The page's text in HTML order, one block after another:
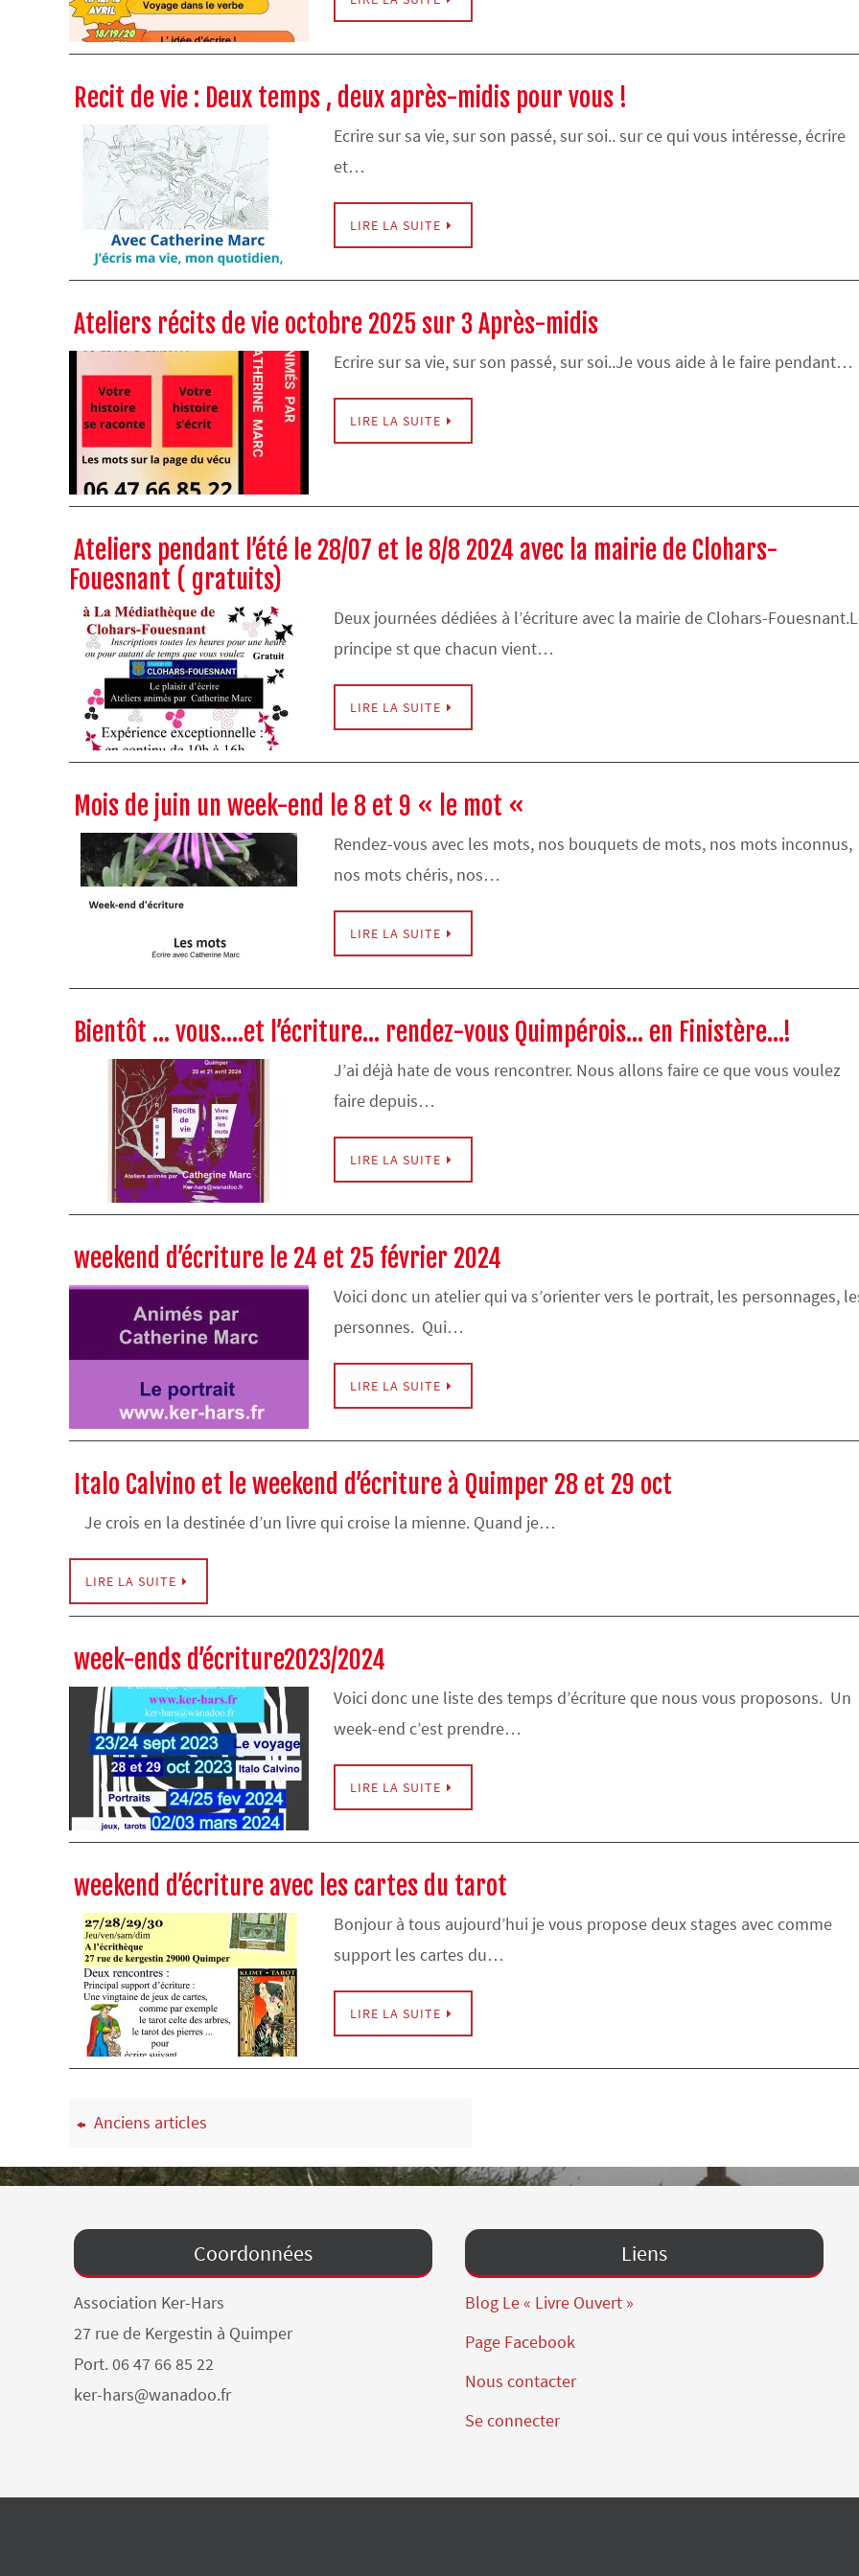
Recit de vie : Deux temps , deux après-midis pour vous !
Ecrire sur sa vie, sur son passé, sur soi.. sur ce qui vous intéresse, écrire
et…
LIRE LA SUITE
Ateliers récits de vie octobre 2025 sur 3 Après-midis
Ecrire sur sa vie, sur son passé, sur soi..Je vous aide à le faire pendant…
LIRE LA SUITE
Ateliers pendant l’été le 28/07 et le 8/8 2024 avec la mairie de Clohars-
Fouesnant ( gratuits)
Deux journées dédiées à l’écriture avec la mairie de Clohars-
principe st que chacun vient…
LIRE LA SUITE
Mois de juin un week-end le 8 et 9 « le mot «
Rendez-vous avec les mots, nos bouquets de mots, nos mots inconnus,
nos mots chéris, nos…
LIRE LA SUITE
Bientôt … vous….et l’écriture… rendez-vous Quimpérois… en Finistère…!
J’ai déjà hate de vous rencontrer. Nous allons faire ce que vous voulez
faire depuis…
LIRE LA SUITE
weekend d’écriture le 24 et 25 février 2024
Voici donc un atelier qui va s’orienter vers le portrait, les personnages,
personnes. Qui…
LIRE LA SUITE
Italo Calvino et le weekend d’écriture à Quimper 28 et 29 oct
Je crois en la destinée d’un livre qui croise la mienne. Quand je…
LIRE LA SUITE
week-ends d’écriture2023/2024
Voici donc une liste des temps d’écriture que nous vous proposons. Un
week-end c’est prendre…
LIRE LA SUITE
weekend d’écriture avec les cartes du tarot
Bonjour à tous aujourd’hui je vous propose deux stages avec comme
support les cartes du…
LIRE LA SUITE
Anciens articles
Coordonnées
Association Ker-Hars
27 rue de Kergestin à Quimper
Port. 06 47 66 85 22
ker-hars@wanadoo.fr
Liens
Blog Le « Livre Ouvert »
Page Facebook
Nous contacter
Se connecter